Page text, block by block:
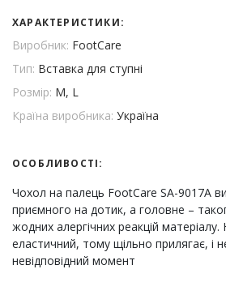
ХАРАКТЕРИСТИКИ:
Виробник: FootCare
Тип: Вставка для ступні
Розмір: M, L
Країна виробника: Україна
ОСОБЛИВОСТІ:
Чохол на палець FootCare SA-9017A
приємного на дотик, а головне –
жодних алергічних реакцій
еластичний, тому щільно прилягає, і
невідповідний момент